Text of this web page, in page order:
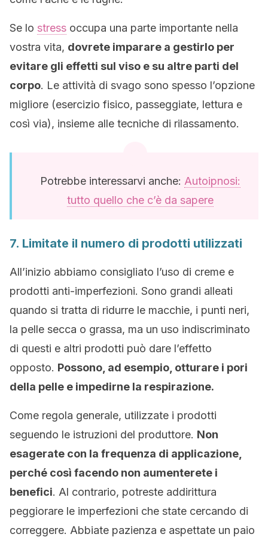
Se lo stress occupa una parte importante nella
vostra vita, dovrete imparare a gestirlo per
evitare gli effetti sul viso e su altre parti del
corpo. Le attività di svago sono spesso l’opzione
migliore (esercizio fisico, passeggiate, lettura e
così via), insieme alle tecniche di rilassamento.
Potrebbe interessarvi anche: Autoipnosi:
tutto quello che c’è da sapere
7. Limitate il numero di prodotti utilizzati
All’inizio abbiamo consigliato l’uso di creme e
prodotti anti-imperfezioni. Sono grandi alleati
quando si tratta di ridurre le macchie, i punti neri,
la pelle secca o grassa, ma un uso indiscriminato
di questi e altri prodotti può dare l’effetto
opposto. Possono, ad esempio, otturare i pori
della pelle e impedirne la respirazione.
Come regola generale, utilizzate i prodotti
seguendo le istruzioni del produttore. Non
esagerate con la frequenza di applicazione,
perché così facendo non aumenterete i
benefici. Al contrario, potreste addirittura
peggiorare le imperfezioni che state cercando di
correggere. Abbiate pazienza e aspettate un paio